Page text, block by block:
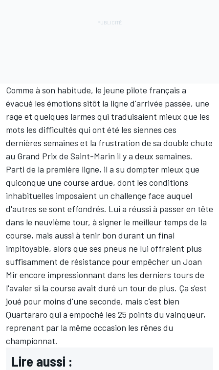
Comme à son habitude, le jeune pilote français a
évacué les émotions sitôt la ligne d'arrivée passée, une
rage et quelques larmes qui traduisaient mieux que les
mots les difficultés qui ont été les siennes ces
dernières semaines et la frustration de sa double chute
au Grand Prix de Saint-Marin il y a deux semaines.
Parti de la première ligne, il a su dompter mieux que
quiconque une course ardue, dont les conditions
inhabituelles imposaient un challenge face auquel
d'autres se sont effondrés. Lui a réussi à passer en tête
dans le neuvième tour, à signer le meilleur temps de la
course, mais aussi à tenir bon durant un final
impitoyable, alors que ses pneus ne lui offraient plus
suffisamment de résistance pour empêcher un Joan
Mir encore impressionnant dans les derniers tours de
l'avaler si la course avait duré un tour de plus. Ça s'est
joué pour moins d'une seconde, mais c'est bien
Quartararo qui a empoché les 25 points du vainqueur,
reprenant par la même occasion les rênes du
championnat.
Lire aussi :